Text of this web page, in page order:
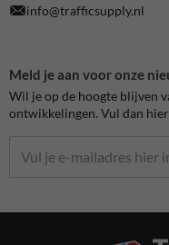
info@trafficsupply.nl
Meld je aan voor onze
Wil je op de hoogte blijven
ontwikkelingen. Vul dan